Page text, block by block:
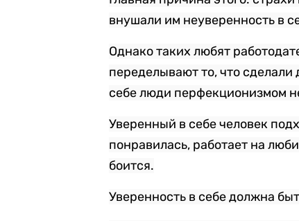
внушали им неуверенность в
Однако таких любят
переделывают то, что сделали
себе люди перфекционизмом
Уверенный в себе человек
понравилась, работает на
боится.
Уверенность в себе должна